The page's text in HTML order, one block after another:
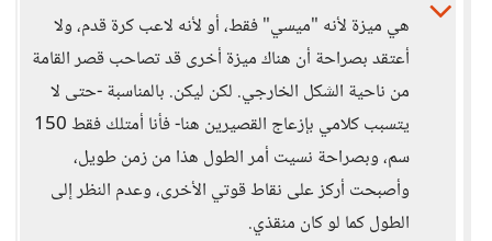
هي ميزة لأنه "ميسي" فقط، أو لأنه لاعب كرة قدم، ولا
أعتقد بصراحة أن هناك ميزة أخرى قد تصاحب قصر القامة
من ناحية الشكل الخارجي. لكن ليكن. بالمناسبة -حتى لا
يتسبب كلامي بإزعاج القصيرين هنا- فأنا أمتلك فقط 150
سم، وبصراحة نسيت أمر الطول هذا من زمن طويل،
وأصبحت أركز على نقاط قوتي الأخرى، وعدم النظر إلى
الطول كما لو كان منقذي.